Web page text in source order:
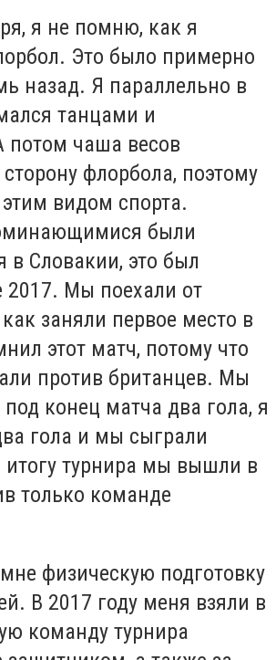
я не помню, как я
Это было примерно
назад. Я параллельно в
танцами и
потом чаша весов
флорбола, поэтому
видом спорта.
были
в Словакии, это был
2017. Мы поехали от
заняли первое место в
этот матч, потому что
против британцев. Мы
конец матча два гола, я
гола и мы сыграли
турнира мы вышли в
только команде
физическую подготовку
В 2017 году меня взяли в
команду турнира